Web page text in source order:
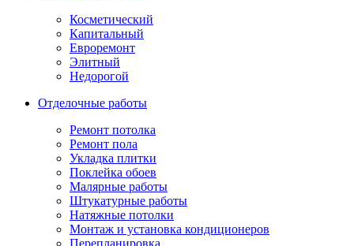
Косметический
Капитальный
Евроремонт
Элитный
Недорогой
Отделочные работы
Ремонт потолка
Ремонт пола
Укладка плитки
Поклейка обоев
Малярные работы
Штукатурные работы
Натяжные потолки
Монтаж и установка кондиционеров
Перепланировка